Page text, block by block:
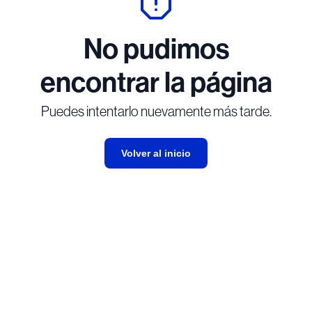
No pudimos
encontrar la página
Puedes intentarlo nuevamente más tarde.
Volver al inicio